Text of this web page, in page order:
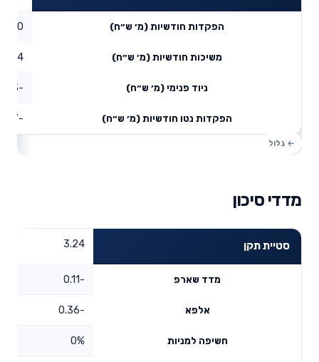
הפקדות חודשיות (מ׳ ש״ח) 0
משיכות חודשיות (מ׳ ש״ח) 0.44
ניוד פנימי (מ׳ ש״ח) -0.13
הפקדות נטו חודשיות (מ׳ ש״ח) -0.57
מדדי סיכון
סטיית תקן 3.24
מדד שארפ -0.11
אלפא -0.36
חשיפה למניות 0%